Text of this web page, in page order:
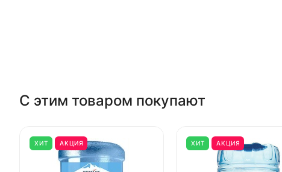
С этим товаром покупают
ХИТ АКЦИЯ ХИТ АКЦИЯ